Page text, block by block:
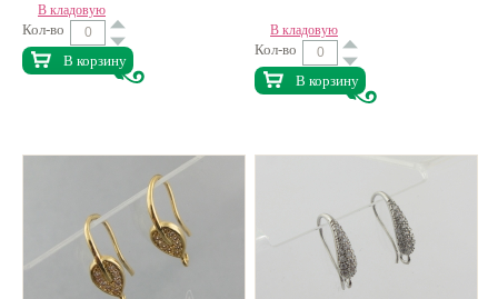
В кладовую
Кол-во
В корзину
В кладовую
Кол-во
В корзину